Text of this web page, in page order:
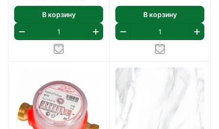
В корзину В корзину